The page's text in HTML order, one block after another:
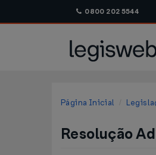
0800 202 5544
Página Inicial
Resolução